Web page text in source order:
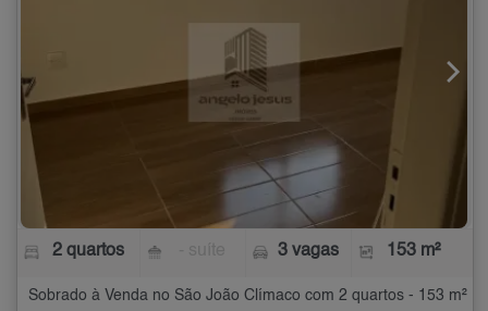
2 quartos 3 vagas 153 m²
Sobrado à Venda no São João Clímaco com 2 quartos - 153 m²